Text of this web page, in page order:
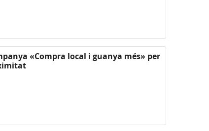
«Compra local i guanya més» per